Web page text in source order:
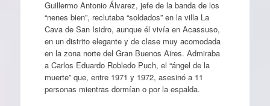
Guillermo Antonio Álvarez, jefe de la banda de los
“nenes bien”, reclutaba “soldados” en la villa La
Cava de San Isidro, aunque él vivía en Acassuso,
en un distrito elegante y de clase muy acomodada
en la zona norte del Gran Buenos Aires. Admiraba
a Carlos Eduardo Robledo Puch, el “ángel de la
muerte” que, entre 1971 y 1972, asesinó a 11
personas mientras dormían o por la espalda.